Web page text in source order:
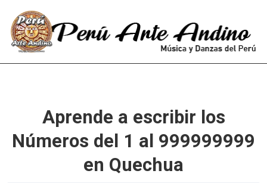
Aprende a escribir los
Números del 1 al 999999999
en Quechua